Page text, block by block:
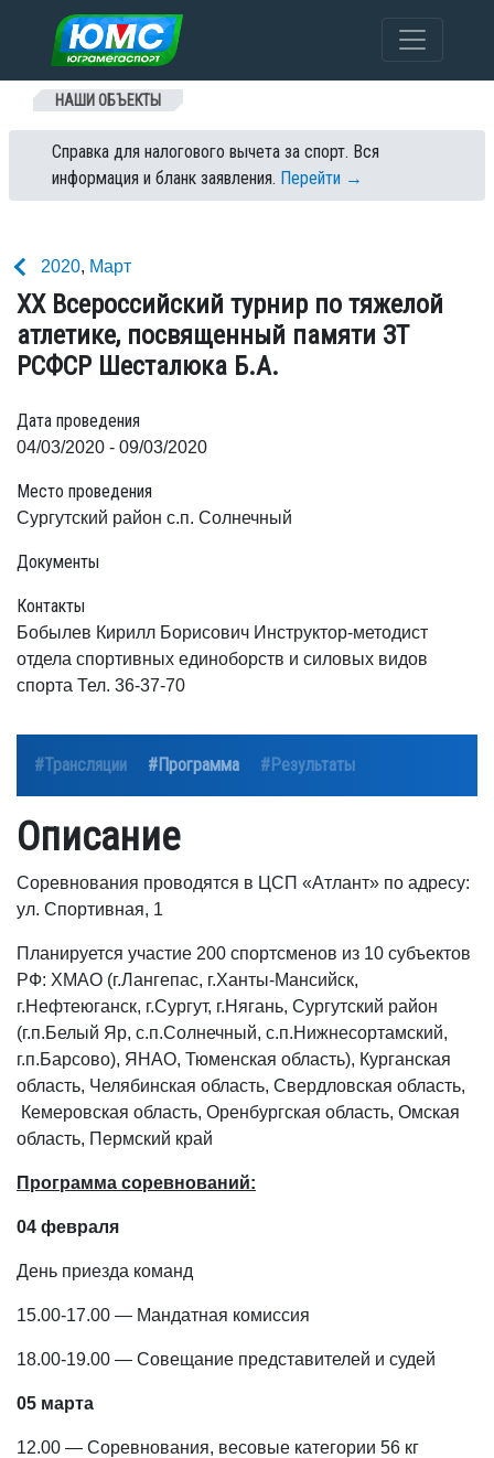
Перейти к содержанию
НАШИ ОБЪЕКТЫ
Справка для налогового вычета за спорт. Вся
информация и бланк заявления. Перейти →
2020, Март
ХX Всероссийский турнир по тяжелой
атлетике, посвященный памяти ЗТ
РСФСР Шесталюка Б.А.
Дата проведения
04/03/2020 - 09/03/2020
Место проведения
Сургутский район с.п. Солнечный
Документы
Контакты
Бобылев Кирилл Борисович Инструктор-методист
отдела спортивных единоборств и силовых видов
спорта Тел. 36-37-70
#Трансляции #Программа #Результаты
Описание
Соревнования проводятся в ЦСП «Атлант» по адресу:
ул. Спортивная, 1
Планируется участие 200 спортсменов из 10 субъектов
РФ: ХМАО (г.Лангепас, г.Ханты-Мансийск,
г.Нефтеюганск, г.Сургут, г.Нягань, Сургутский район
(г.п.Белый Яр, с.п.Солнечный, с.п.Нижнесортамский,
г.п.Барсово), ЯНАО, Тюменская область), Курганская
область, Челябинская область, Свердловская область,
Кемеровская область, Оренбургская область, Омская
область, Пермский край
Программа соревнований:
04 февраля
День приезда команд
15.00-17.00 — Мандатная комиссия
18.00-19.00 — Совещание представителей и судей
05 марта
12.00 — Соревнования, весовые категории 56 кг